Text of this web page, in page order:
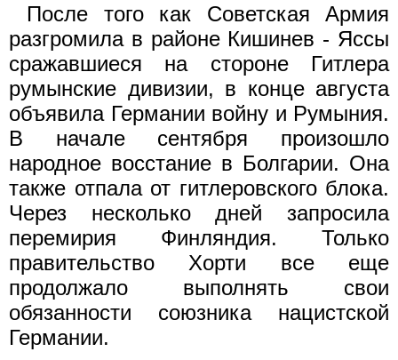
После того как Советская Армия
разгромила в районе Кишинев - Яссы
сражавшиеся на стороне Гитлера
румынские дивизии, в конце августа
объявила Германии войну и Румыния.
В начале сентября произошло
народное восстание в Болгарии. Она
также отпала от гитлеровского блока.
Через несколько дней запросила
перемирия Финляндия. Только
правительство Хорти все еще
продолжало выполнять свои
обязанности союзника нацистской
Германии.